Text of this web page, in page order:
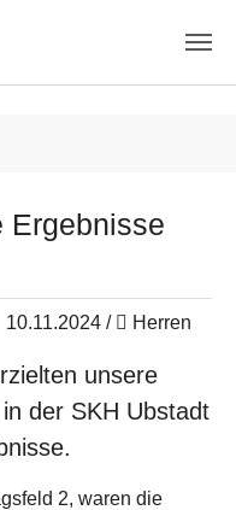
Ergebnisse
10.11.2024 / Herren
unsere
der SKH Ubstadt
2, waren die